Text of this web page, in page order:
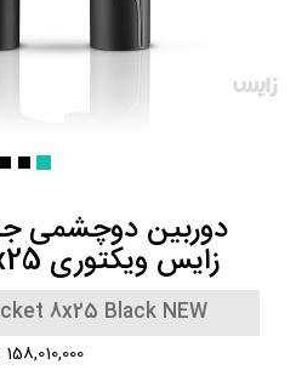
دوربین دوچشمی
زایس ویکتوری 8x25 مشکی رنگ
8x25 Black NEW
158,010,000 تومان